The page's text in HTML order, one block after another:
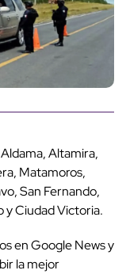
Altamira,
Matamoros,
San Fernando,
y Ciudad Victoria.
en Google News y
la mejor